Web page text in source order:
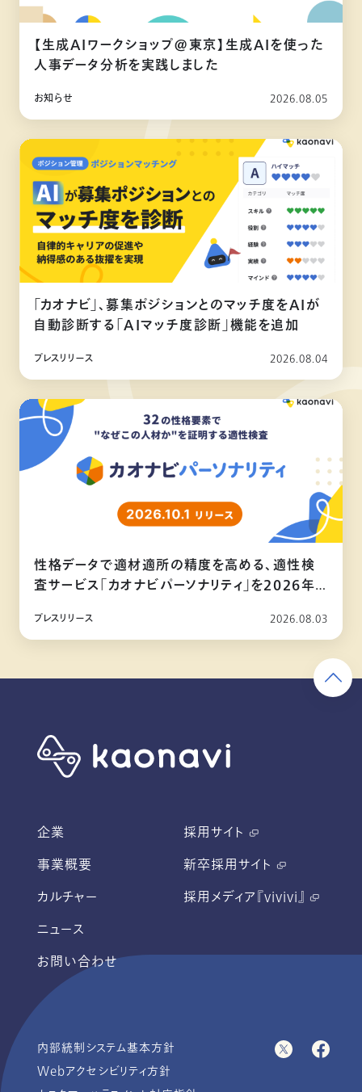
【生成AIワークショップ@東京】生成AIを使った
人事データ分析を実践しました
お知らせ 2026.08.05
「カオナビ」、募集ポジションとのマッチ度をAIが
自動診断する「AIマッチ度診断」機能を追加
プレスリリース 2026.08.04
性格データで適材適所の精度を高める、適性検
査サービス「カオナビパーソナリティ」を2026年
プレスリリース 2026.08.03
企業
事業概要
カルチャー
ニュース
お問い合わせ
採用サイト
新卒採用サイト
採用メディア『vivivi』
内部統制システム基本方針
Webアクセシビリティ方針